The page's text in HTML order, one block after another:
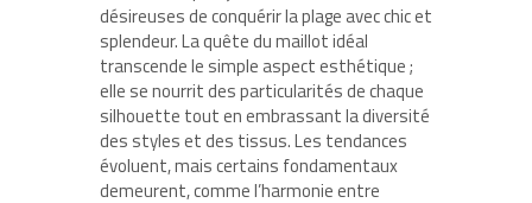
désireuses de conquérir la plage avec chic et
splendeur. La quête du maillot idéal
transcende le simple aspect esthétique ;
elle se nourrit des particularités de chaque
silhouette tout en embrassant la diversité
des styles et des tissus. Les tendances
évoluent, mais certains fondamentaux
demeurent, comme l’harmonie entre